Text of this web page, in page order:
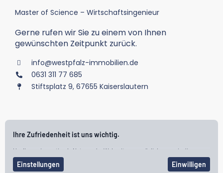
Master of Science – Wirtschaftsingenieur
Gerne rufen wir Sie zu einem von Ihnen
gewünschten Zeitpunkt zurück.
info@westpfalz-immobilien.de
0631 311 77 685
Stiftsplatz 9, 67655 Kaiserslautern